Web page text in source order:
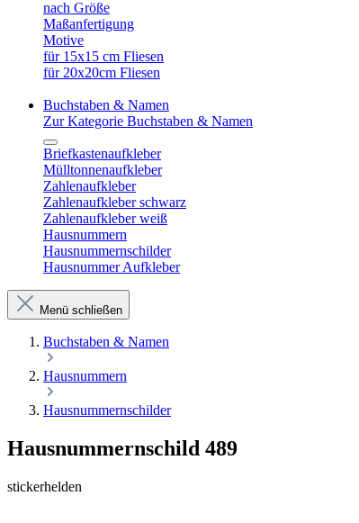
nach Größe
Maßanfertigung
Motive
für 15x15 cm Fliesen
für 20x20cm Fliesen
Buchstaben & Namen
Zur Kategorie Buchstaben & Namen
Briefkastenaufkleber
Mülltonnenaufkleber
Zahlenaufkleber
Zahlenaufkleber schwarz
Zahlenaufkleber weiß
Hausnummern
Hausnummernschilder
Hausnummer Aufkleber
Menü schließen
Buchstaben & Namen
Hausnummern
Hausnummernschilder
Hausnummernschild 489
stickerhelden